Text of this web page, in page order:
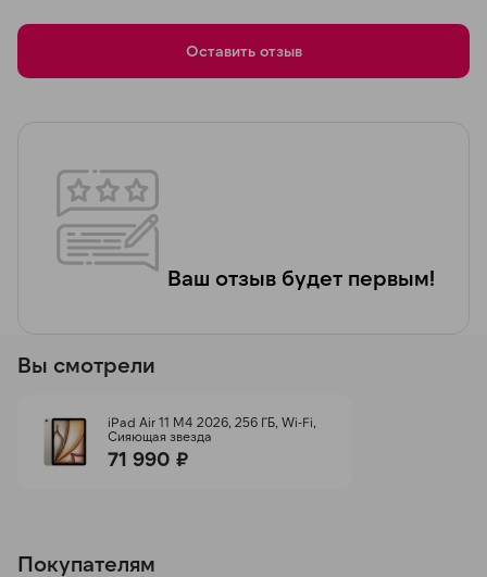
Ваш отзыв будет первым!
Оставить отзыв
Вы смотрели
iPad Air 11 M4 2026, 256 ГБ, Wi-Fi,
Сияющая звезда
71 990 ₽
Покупателям